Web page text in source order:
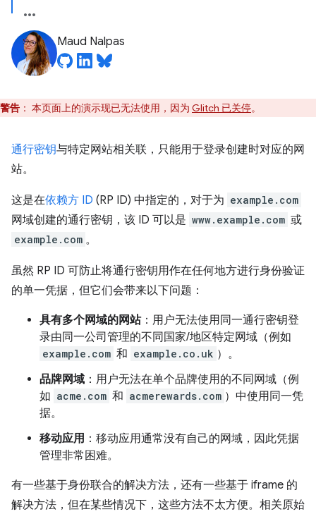
Maud Nalpas
警告 ： 本页面上的演示现已无法使用，因为 Glitch 已关停。
通行密钥与特定网站相关联，只能用于登录创建时对应的网
站。
这是在依赖方 ID (RP ID) 中指定的，对于为 example.com
网域创建的通行密钥，该 ID 可以是 www.example.com 或
example.com 。
虽然 RP ID 可防止将通行密钥用作在任何地方进行身份验证
的单一凭据，但它们会带来以下问题：
具有多个网域的网站：用户无法使用同一通行密钥登
录由同一公司管理的不同国家/地区特定网域（例如
example.com 和 example.co.uk ）。
品牌网域 ：用户无法在单个品牌使用的不同网域（例
如 acme.com 和 acmerewards.com ）中使用同一凭
据。
移动应用 ：移动应用通常没有自己的网域，因此凭据
管理非常困难。
有一些基于身份联合的解决方法，还有一些基于 iframe 的
解决方法，但在某些情况下，这些方法不太方便。相关原始